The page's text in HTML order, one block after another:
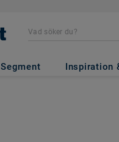
Segment Inspiration